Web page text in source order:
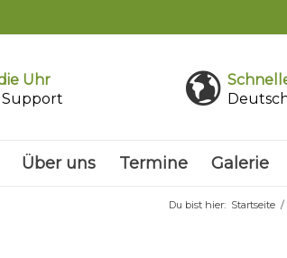
Uhr
Über uns Termine Galerie
Du bist hier: Startseite /